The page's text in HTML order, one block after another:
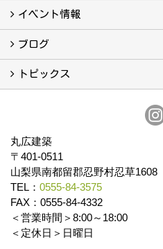
会社案内
まるひろの人
スタッフ紹介
プライバシーポリシー
イベント情報
イベント予告
イベント報告
ブログ
ブログ
トピックス
丸広建築
〒401-0511
山梨県南都留郡忍野村忍草1608
TEL： 0555-84-3575
FAX：0555-84-4332
＜営業時間＞8:00～18:00
＜定休日＞日曜日